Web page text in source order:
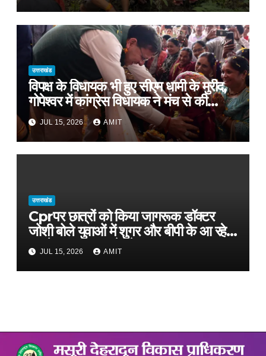
उत्तराखंड
विपक्ष के विधायक भी हुए सीएम धामी के मुरीद,
गोपेश्वर में कांग्रेस विधायक ने मंच से की
खुलकर तारीफ*
JUL 15, 2026 AMIT
उत्तराखंड
Cprपर छात्रों को किया जागरूक डॉक्टर
जोशी बोले युवाओं में शुगर और बीपी के आ रहे
मामले, फास्ट फूड से रहे दूर
JUL 15, 2026 AMIT